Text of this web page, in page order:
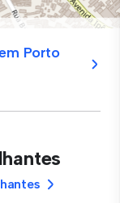
Porto